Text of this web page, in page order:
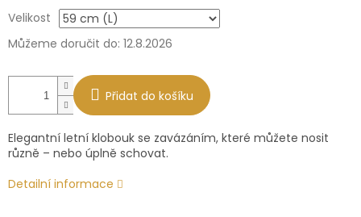
cena:
Velikost
Můžeme doručit do: 12.8.2026
Přidat do košíku
Elegantní letní klobouk se zavázáním, které můžete nosit
různě – nebo úplně schovat.
Detailní informace